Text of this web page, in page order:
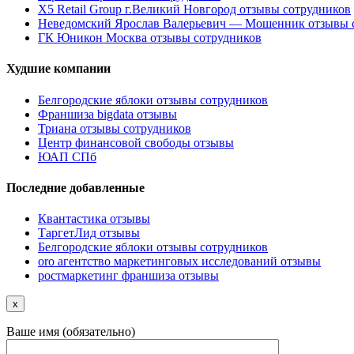
X5 Retail Group г.Великий Новгород отзывы сотрудников
Неведомский Ярослав Валерьевич — Мошенник отзывы
ГК Юникон Москва отзывы сотрудников
Худшие компании
Белгородские яблоки отзывы сотрудников
Франшиза bigdata отзывы
Триана отзывы сотрудников
Центр финансовой свободы отзывы
ЮАП СПб
Последние добавленные
Квантастика отзывы
ТаргетЛид отзывы
Белгородские яблоки отзывы сотрудников
oro агентство маркетинговых исследований отзывы
ростмаркетинг франшиза отзывы
x
Ваше имя (обязательно)